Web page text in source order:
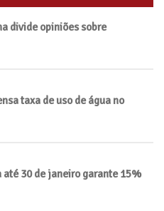
divide opiniões sobre
taxa de uso de água no
até 30 de janeiro garante 15%